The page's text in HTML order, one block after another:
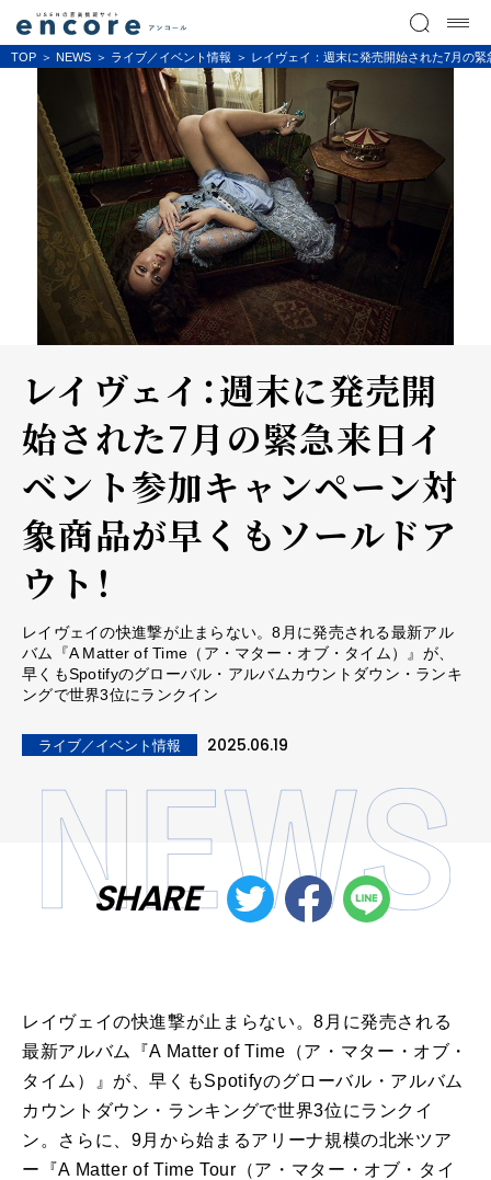
TOP NEWS ライブ／イベント情報 レイヴェイ：週末に発売開始された7月の
レイヴェイ：週末に発売開
始された7月の緊急来日イ
ベント参加キャンペーン対
象商品が早くもソールドア
ウト！
レイヴェイの快進撃が止まらない。8月に発売される最新アル
バム『A Matter of Time（ア・マター・オブ・タイム）』が、
早くもSpotifyのグローバル・アルバムカウントダウン・ランキ
ングで世界3位にランクイン
ライブ／イベント情報 2025.06.19
SHARE
レイヴェイの快進撃が止まらない。8月に発売される
最新アルバム『A Matter of Time（ア・マター・オブ・
タイム）』が、早くもSpotifyのグローバル・アルバム
カウントダウン・ランキングで世界3位にランクイ
ン。さらに、9月から始まるアリーナ規模の北米ツア
ー『A Matter of Time Tour（ア・マター・オブ・タイ